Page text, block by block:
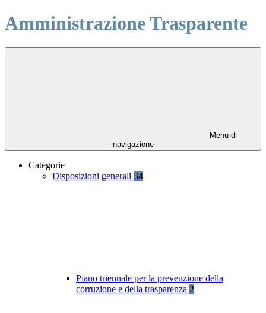
Amministrazione Trasparente
Menu di
navigazione
Categorie
Disposizioni generali 34
Piano triennale per la prevenzione della
corruzione e della trasparenza 2